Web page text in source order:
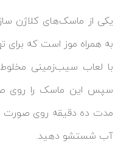
یکی از ماسک‌های کلاژن
به همراه موز است که برای
با لعاب سیب‌زمینی
سپس این ماسک را روی
مدت ده دقیقه روی صورت
آب شستشو دهید.